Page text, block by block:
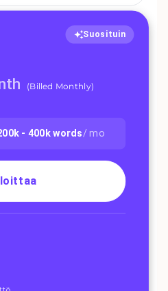
Suosituin
(Billed Monthly)
- 400kwords/ mo